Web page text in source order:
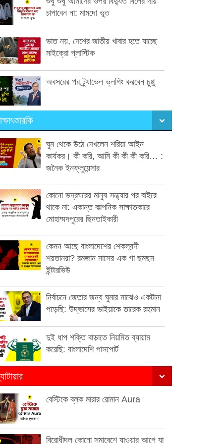
চাপাবেন না: মামদো ভূত
ভাত নয়, দেশের জাতীয় খাবার হতে যাচ্ছে
মাইক্রো প্লাস্টিক
অবসরের পর ট্র্যাভেল ভ্লগিং করবেন চুপ্পু
ঘুম থেকে উঠে দেখলেন শরিয়া আইন
কার্যকর। কী করি, আমি কী কী কী করি… :
জনৈক ইনফ্লুয়েন্সার
কোনো ভদ্রঘরের মানুষ সন্ধ্যার পর বাইরে
থাকে না: একান্ত কাল্পনিক সাক্ষাতকারে
মোহাম্মদপুরের ছিনতাইকারী
কেমন আছে বাংলাদেশের শেকলবন্দী
শয়তানরা? রমজান মাসের এক গা ছমছম
ইন্টারভিউ
নির্বাচনে জেতার জন্য ঘুমার মাঝেও একটানা
পড়েছি: উদ্ভাসের ভাইয়াকে তারেক রহমান
দুই ধাপ শক্তি বাড়াতে নিয়মিত ব্যায়াম
করেছি: বাংলাদেশি পাসপোর্ট
বেস্টিকে ব্লক মারার রোমান Aura
বিরোধীদল কোনো সমাবেশে যাওয়ার আগে যা